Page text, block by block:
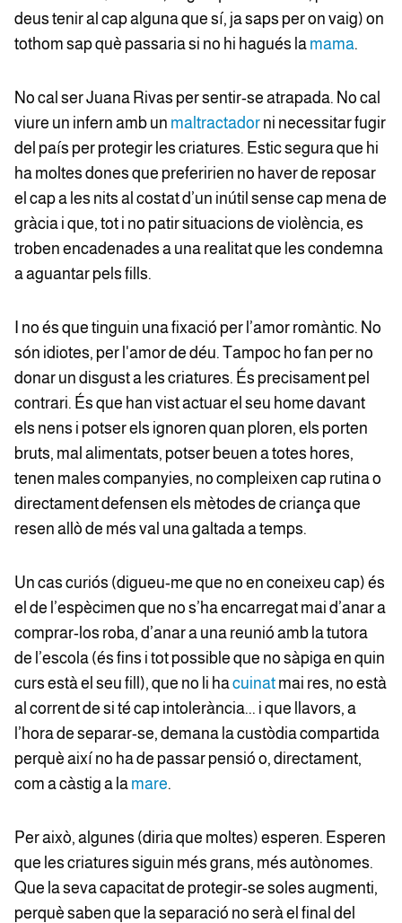
deus tenir al cap alguna que sí, ja saps per on vaig) on
tothom sap què passaria si no hi hagués la mama.
No cal ser Juana Rivas per sentir-se atrapada. No cal
viure un infern amb un maltractador ni necessitar fugir
del país per protegir les criatures. Estic segura que hi
ha moltes dones que preferirien no haver de reposar
el cap a les nits al costat d’un inútil sense cap mena de
gràcia i que, tot i no patir situacions de violència, es
troben encadenades a una realitat que les condemna
a aguantar pels fills.
I no és que tinguin una fixació per l’amor romàntic. No
són idiotes, per l'amor de déu. Tampoc ho fan per no
donar un disgust a les criatures. És precisament pel
contrari. És que han vist actuar el seu home davant
els nens i potser els ignoren quan ploren, els porten
bruts, mal alimentats, potser beuen a totes hores,
tenen males companyies, no compleixen cap rutina o
directament defensen els mètodes de criança que
resen allò de més val una galtada a temps.
Un cas curiós (digueu-me que no en coneixeu cap) és
el de l’espècimen que no s’ha encarregat mai d’anar a
comprar-los roba, d’anar a una reunió amb la tutora
de l’escola (és fins i tot possible que no sàpiga en quin
curs està el seu fill), que no li hacuinat mai res, no està
al corrent de si té cap intolerància... i que llavors, a
l’hora de separar-se, demana la custòdia compartida
perquè així no ha de passar pensió o, directament,
com a càstig a la mare.
Per això, algunes (diria que moltes) esperen. Esperen
que les criatures siguin més grans, més autònomes.
Que la seva capacitat de protegir-se soles augmenti,
perquè saben que la separació no serà el final del